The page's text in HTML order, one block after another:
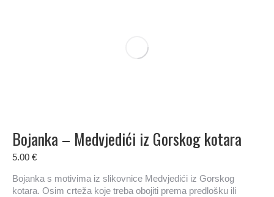
Bojanka – Medvjedići iz Gorskog kotara
5.00 €
Bojanka s motivima iz slikovnice Medvjedići iz Gorskog
kotara. Osim crteža koje treba obojiti prema predlošku ili